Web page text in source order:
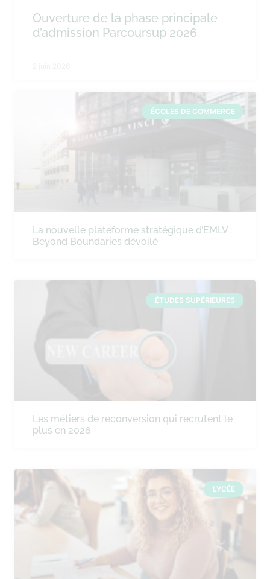
Ouverture de la phase principale
d’admission Parcoursup 2026
ÉCOLES DE COMMERCE
La nouvelle plateforme stratégique d’EMLV :
Beyond Boundaries dévoilé
ÉTUDES SUPÉRIEURES
Les métiers de reconversion qui recrutent le
plus en 2026
LYCÉE